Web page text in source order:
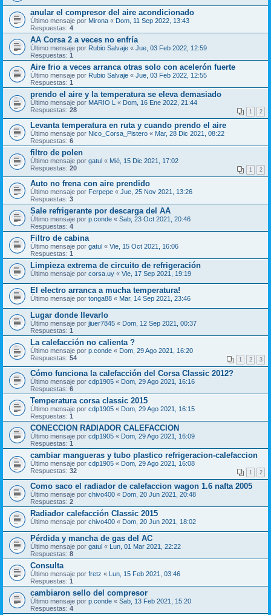
anular el compresor del aire acondicionado
Último mensaje por Mirona « Dom, 11 Sep 2022, 13:43
Respuestas: 4
AA Corsa 2 a veces no enfría
Último mensaje por Rubio Salvaje « Jue, 03 Feb 2022, 12:59
Respuestas: 1
Aire frio a veces arranca otras solo con acelerón fuerte
Último mensaje por Rubio Salvaje « Jue, 03 Feb 2022, 12:55
Respuestas: 1
prendo el aire y la temperatura se eleva demasiado
Último mensaje por MARIO L « Dom, 16 Ene 2022, 21:44
Respuestas: 28 1 2
Levanta temperatura en ruta y cuando prendo el aire
Último mensaje por Nico_Corsa_Pistero « Mar, 28 Dic 2021, 08:22
Respuestas: 6
filtro de polen
Último mensaje por gatul « Mié, 15 Dic 2021, 17:02
Respuestas: 20 1 2
Auto no frena con aire prendido
Último mensaje por Ferpepe « Jue, 25 Nov 2021, 13:26
Respuestas: 3
Sale refrigerante por descarga del AA
Último mensaje por p.conde « Sab, 23 Oct 2021, 20:46
Respuestas: 4
Filtro de cabina
Último mensaje por gatul « Vie, 15 Oct 2021, 16:06
Respuestas: 1
Limpieza extrema de circuito de refrigeración
Último mensaje por corsa.uy « Vie, 17 Sep 2021, 19:19
El electro arranca a mucha temperatura!
Último mensaje por tonga88 « Mar, 14 Sep 2021, 23:46
Lugar donde llevarlo
Último mensaje por jiuer7845 « Dom, 12 Sep 2021, 00:37
Respuestas: 1
La calefacción no calienta ?
Último mensaje por p.conde « Dom, 29 Ago 2021, 16:20
Respuestas: 54 1 2 3
Cómo funciona la calefacción del Corsa Classic 2012?
Último mensaje por cdp1905 « Dom, 29 Ago 2021, 16:16
Respuestas: 6
Temperatura corsa classic 2015
Último mensaje por cdp1905 « Dom, 29 Ago 2021, 16:15
Respuestas: 1
CONECCION RADIADOR CALEFACCION
Último mensaje por cdp1905 « Dom, 29 Ago 2021, 16:09
Respuestas: 1
cambiar mangueras y tubo plastico refrigeracion-calefaccion
Último mensaje por cdp1905 « Dom, 29 Ago 2021, 16:08
Respuestas: 32 1 2
Como saco el radiador de calefaccion wagon 1.6 nafta 2005
Último mensaje por chivo400 « Dom, 20 Jun 2021, 20:48
Respuestas: 2
Radiador calefacción Classic 2015
Último mensaje por chivo400 « Dom, 20 Jun 2021, 18:02
Pérdida y mancha de gas del AC
Último mensaje por gatul « Lun, 01 Mar 2021, 22:22
Respuestas: 8
Consulta
Último mensaje por fretz « Lun, 15 Feb 2021, 03:46
Respuestas: 1
cambiaron sello del compresor
Último mensaje por p.conde « Sab, 13 Feb 2021, 15:20
Respuestas: 4